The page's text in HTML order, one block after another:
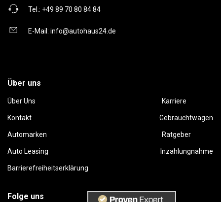
Tel.: +49 89 70 80 84 84
E-Mail: info@autohaus24.de
Über uns
Über Uns Karriere
Kontakt Gebrauchtwagen
Automarken Ratgeber
Auto Leasing Inzahlungnahme
Barrierefreiheitserklärung
Folge uns